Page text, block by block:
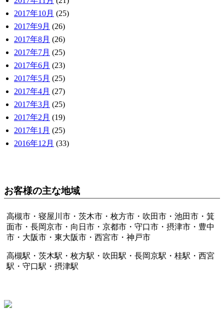
2017年10月 (25)
2017年9月 (26)
2017年8月 (26)
2017年7月 (25)
2017年6月 (23)
2017年5月 (25)
2017年4月 (27)
2017年3月 (25)
2017年2月 (19)
2017年1月 (25)
2016年12月 (33)
お客様の主な地域
高槻市・寝屋川市・茨木市・枚方市・吹田市・池田市・箕
面市・長岡京市・向日市・京都市・守口市・摂津市・豊中
市・大阪市・東大阪市・西宮市・神戸市
高槻駅・茨木駅・枚方駅・吹田駅・長岡京駅・桂駅・西宮
駅・守口駅・摂津駅